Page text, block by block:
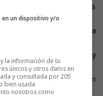
de novelas criminales
no caer en la lectura de
Losada empezaría
«Es, salvando las
a Vazquez Montalbán y
poderoso que lo
algo poco común en
sagas con sus
un dispositivo y/o
la información de tu
únicos y otros datos en
y consultada por 205
bien usada
nosotros como